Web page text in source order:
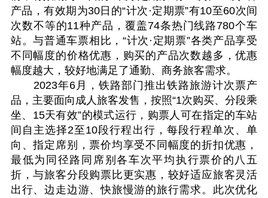
产品，有效期为30日的“计次·定期票”有10至60次间
次数不等的11种产品，覆盖74条热门线路780个车
站。与普通车票相比，“计次·定期票”各类产品享受
不同幅度的价格优惠，购买的产品次数越多，优惠
幅度越大，较好地满足了通勤、商务旅客需求。
2023年6月，铁路部门推出铁路旅游计次票产
品，主要面向成人旅客发售，按照“1次购买、分段乘
坐、15天有效”的模式运行，购票人可在指定的车站
间自主选择2至10段行程出行，每段行程单次、单
向、指定席别，票价均享受不同幅度的折扣优惠，
最低为同径路同席别各车次平均执行票价的八五
折，与旅客分段购票比更实惠，较好适应旅客灵活
出行、边走边游、快旅慢游的旅行需求。此次优化